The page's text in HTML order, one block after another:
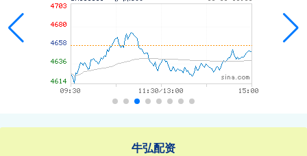
牛弘配资